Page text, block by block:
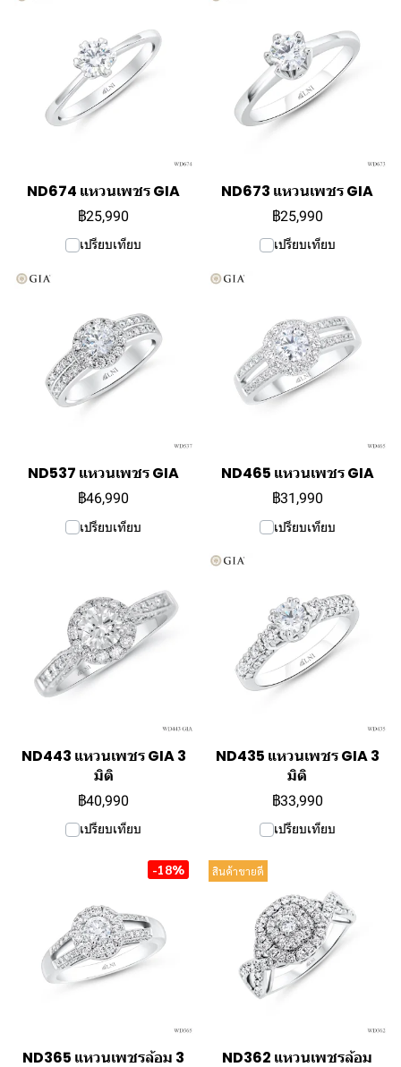
ND674 แหวนเพชร GIA
฿25,990
เปรียบเทียบ
ND673 แหวนเพชร GIA
฿25,990
เปรียบเทียบ
ND537 แหวนเพชร GIA
฿46,990
เปรียบเทียบ
ND465 แหวนเพชร GIA
฿31,990
เปรียบเทียบ
ND443 แหวนเพชร GIA 3
มิติ
฿40,990
เปรียบเทียบ
ND435 แหวนเพชร GIA 3
มิติ
฿33,990
เปรียบเทียบ
-18%
ND365 แหวนเพชรล้อม 3
สินค้าขายดี
ND362 แหวนเพชรล้อม